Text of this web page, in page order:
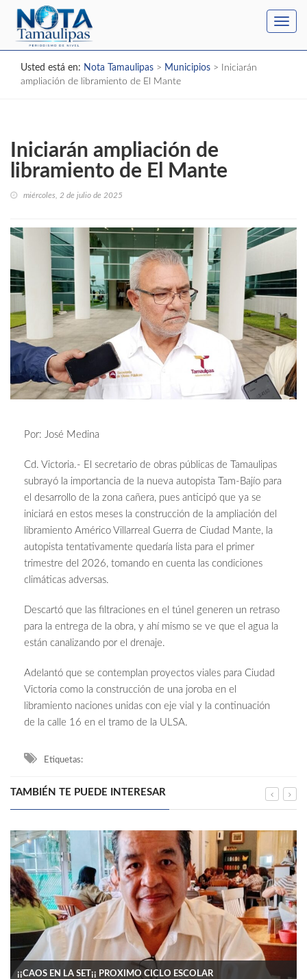
Usted está en: Nota Tamaulipas > Municipios >
Iniciarán
ampliación de libramiento de El Mante
Iniciarán ampliación de
libramiento de El Mante
miércoles, 2 de julio de 2025
Por: José Medina
Cd. Victoria.- El secretario de obras públicas de Tamaulipas
subrayó la importancia de la nueva autopista Tam-Bajío para
el desarrollo de la zona cañera, pues anticipó que ya se
iniciará en estos meses la construcción de la ampliación del
libramiento Américo Villarreal Guerra de Ciudad Mante, la
autopista tentativamente quedaría lista para el primer
trimestre del 2026, tomando en cuenta las condiciones
climáticas adversas.
Descartó que las filtraciones en el túnel generen un retraso
para la entrega de la obra, y ahí mismo se ve que el agua la
están canalizando por el drenaje.
Adelantó que se contemplan proyectos viales para Ciudad
Victoria como la construcción de una joroba en el
libramiento naciones unidas con eje vial y la continuación
de la calle 16 en el tramo de la ULSA.
Etiquetas:
TAMBIÉN TE PUEDE INTERESAR
¡¡CAOS EN LA SET¡¡ PROXIMO CICLO ESCOLAR